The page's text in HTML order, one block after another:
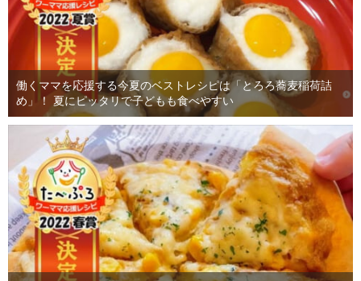
働くママを応援する今夏のベストレシピは「とろろ蕎麦稲荷詰
め」！ 夏にピッタリで子どもも食べやすい